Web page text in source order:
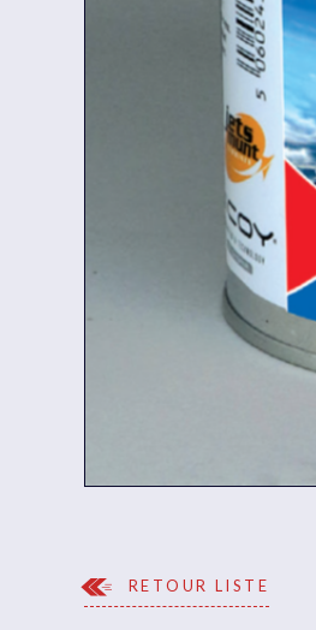
RETOUR LISTE